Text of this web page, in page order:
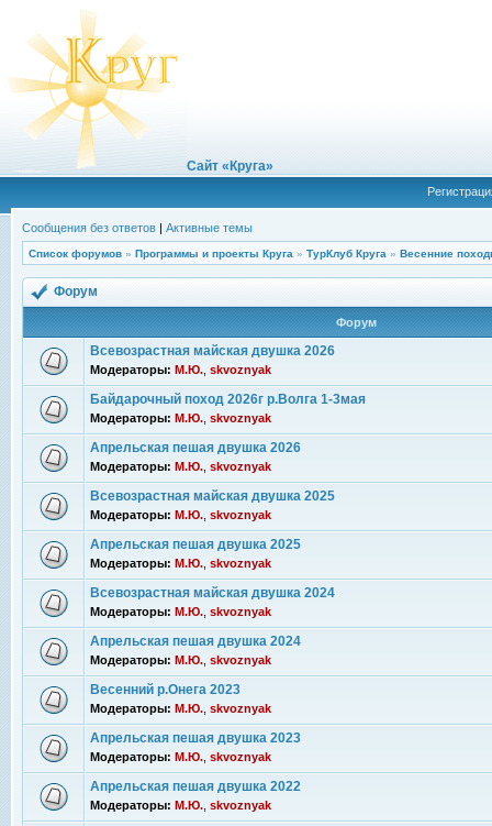
Сайт «Круга»
Сообщения без ответов | Активные темы
Список форумов » Программы и проекты Круга » ТурКлуб Круга » Весенние
Форум
Форум
Всевозрастная майская двушка 2026
Модераторы: М.Ю. skvoznyak
Байдарочный поход 2026г р.Волга 1-3мая
Модераторы: М.Ю. skvoznyak
Апрельская пешая двушка 2026
Модераторы: М.Ю. skvoznyak
Всевозрастная майская двушка 2025
Модераторы: М.Ю. skvoznyak
Апрельская пешая двушка 2025
Модераторы: М.Ю. skvoznyak
Всевозрастная майская двушка 2024
Модераторы: М.Ю. skvoznyak
Апрельская пешая двушка 2024
Модераторы: М.Ю. skvoznyak
Весенний р.Онега 2023
Модераторы: М.Ю. skvoznyak
Апрельская пешая двушка 2023
Модераторы: М.Ю. skvoznyak
Апрельская пешая двушка 2022
Модераторы: М.Ю. skvoznyak